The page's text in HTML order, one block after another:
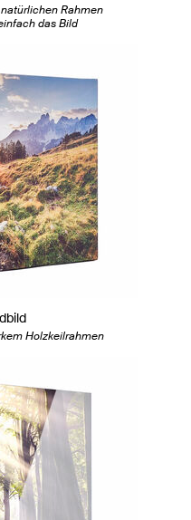
Rahmen
das Bild
Holzkeilrahmen